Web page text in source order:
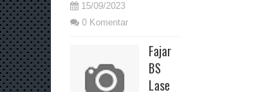
15/09/2023
0 Komentar
Fajar
BS
Lase